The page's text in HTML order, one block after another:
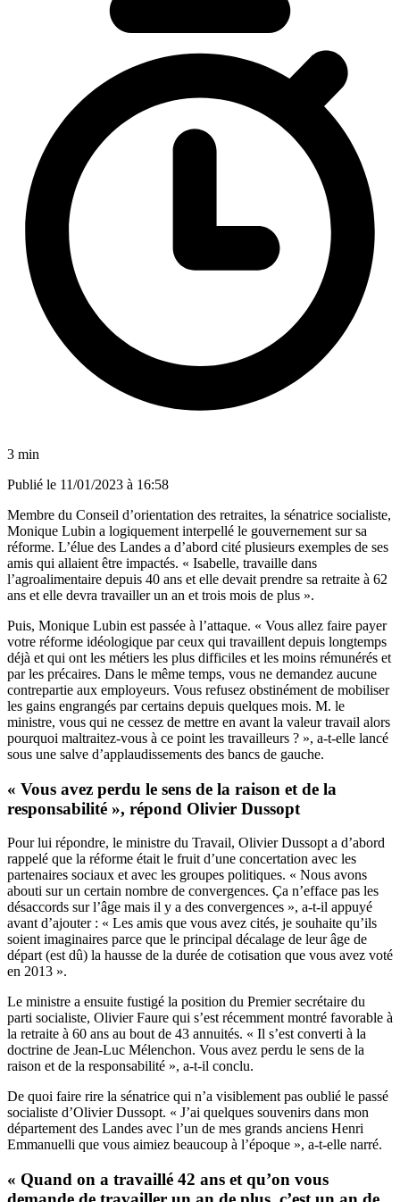
3 min
Publié le 11/01/2023 à 16:58
Membre du Conseil d’orientation des retraites, la sénatrice socialiste,
Monique Lubin a logiquement interpellé le gouvernement sur sa
réforme. L’élue des Landes a d’abord cité plusieurs exemples de ses
amis qui allaient être impactés. « Isabelle, travaille dans
l’agroalimentaire depuis 40 ans et elle devait prendre sa retraite à 62
ans et elle devra travailler un an et trois mois de plus ».
Puis, Monique Lubin est passée à l’attaque. « Vous allez faire payer
votre réforme idéologique par ceux qui travaillent depuis longtemps
déjà et qui ont les métiers les plus difficiles et les moins rémunérés et
par les précaires. Dans le même temps, vous ne demandez aucune
contrepartie aux employeurs. Vous refusez obstinément de mobiliser
les gains engrangés par certains depuis quelques mois. M. le
ministre, vous qui ne cessez de mettre en avant la valeur travail alors
pourquoi maltraitez-vous à ce point les travailleurs ? », a-t-elle lancé
sous une salve d’applaudissements des bancs de gauche.
« Vous avez perdu le sens de la raison et de la
responsabilité », répond Olivier Dussopt
Pour lui répondre, le ministre du Travail, Olivier Dussopt a d’abord
rappelé que la réforme était le fruit d’une concertation avec les
partenaires sociaux et avec les groupes politiques. « Nous avons
abouti sur un certain nombre de convergences. Ça n’efface pas les
désaccords sur l’âge mais il y a des convergences », a-t-il appuyé
avant d’ajouter : « Les amis que vous avez cités, je souhaite qu’ils
soient imaginaires parce que le principal décalage de leur âge de
départ (est dû) la hausse de la durée de cotisation que vous avez voté
en 2013 ».
Le ministre a ensuite fustigé la position du Premier secrétaire du
parti socialiste, Olivier Faure qui s’est récemment montré favorable à
la retraite à 60 ans au bout de 43 annuités. « Il s’est converti à la
doctrine de Jean-Luc Mélenchon. Vous avez perdu le sens de la
raison et de la responsabilité », a-t-il conclu.
De quoi faire rire la sénatrice qui n’a visiblement pas oublié le passé
socialiste d’Olivier Dussopt. « J’ai quelques souvenirs dans mon
département des Landes avec l’un de mes grands anciens Henri
Emmanuelli que vous aimiez beaucoup à l’époque », a-t-elle narré.
« Quand on a travaillé 42 ans et qu’on vous